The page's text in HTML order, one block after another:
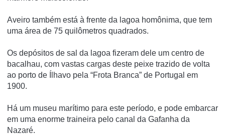
Aveiro também está à frente da lagoa homônima, que tem
uma área de 75 quilômetros quadrados.
Os depósitos de sal da lagoa fizeram dele um centro de
bacalhau, com vastas cargas deste peixe trazido de volta
ao porto de Ílhavo pela “Frota Branca” de Portugal em
1900.
Há um museu marítimo para este período, e pode embarcar
em uma enorme traineira pelo canal da Gafanha da
Nazaré.